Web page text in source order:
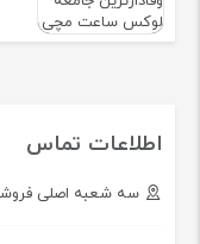
اطلاعات تماس
سه شعبه اصلی